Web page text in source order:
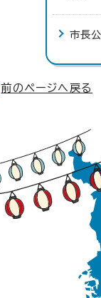
市長
前のページへ戻る